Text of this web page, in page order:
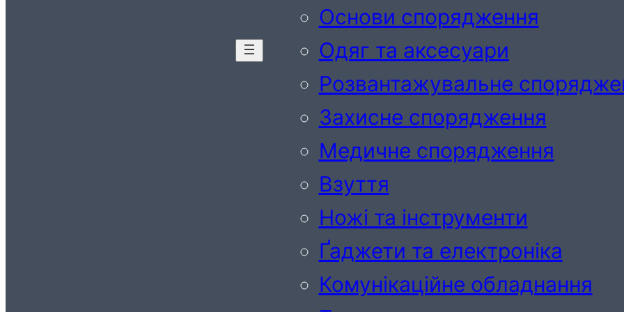
Основи спорядження
Одяг та аксесуари
Розвантажувальне
Захисне спорядження
Медичне спорядження
Взуття
Ножі та інструменти
Ґаджети та електроніка
Комунікаційне обладнання